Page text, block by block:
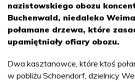
nazistowskiego obozu
Buchenwald, niedaleko
połamane drzewa, które
upamiętniały ofiary obozu.
Dwa kasztanowce, które ktoś
w pobliżu Schoendorf, dzielnicy